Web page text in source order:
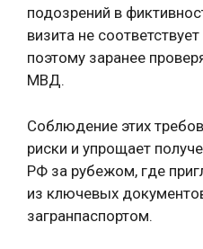
подозрений в
визита не
поэтому заранее
МВД.
Соблюдение этих
риски и упрощает
РФ за рубежом, где
из ключевых
загранпаспортом.